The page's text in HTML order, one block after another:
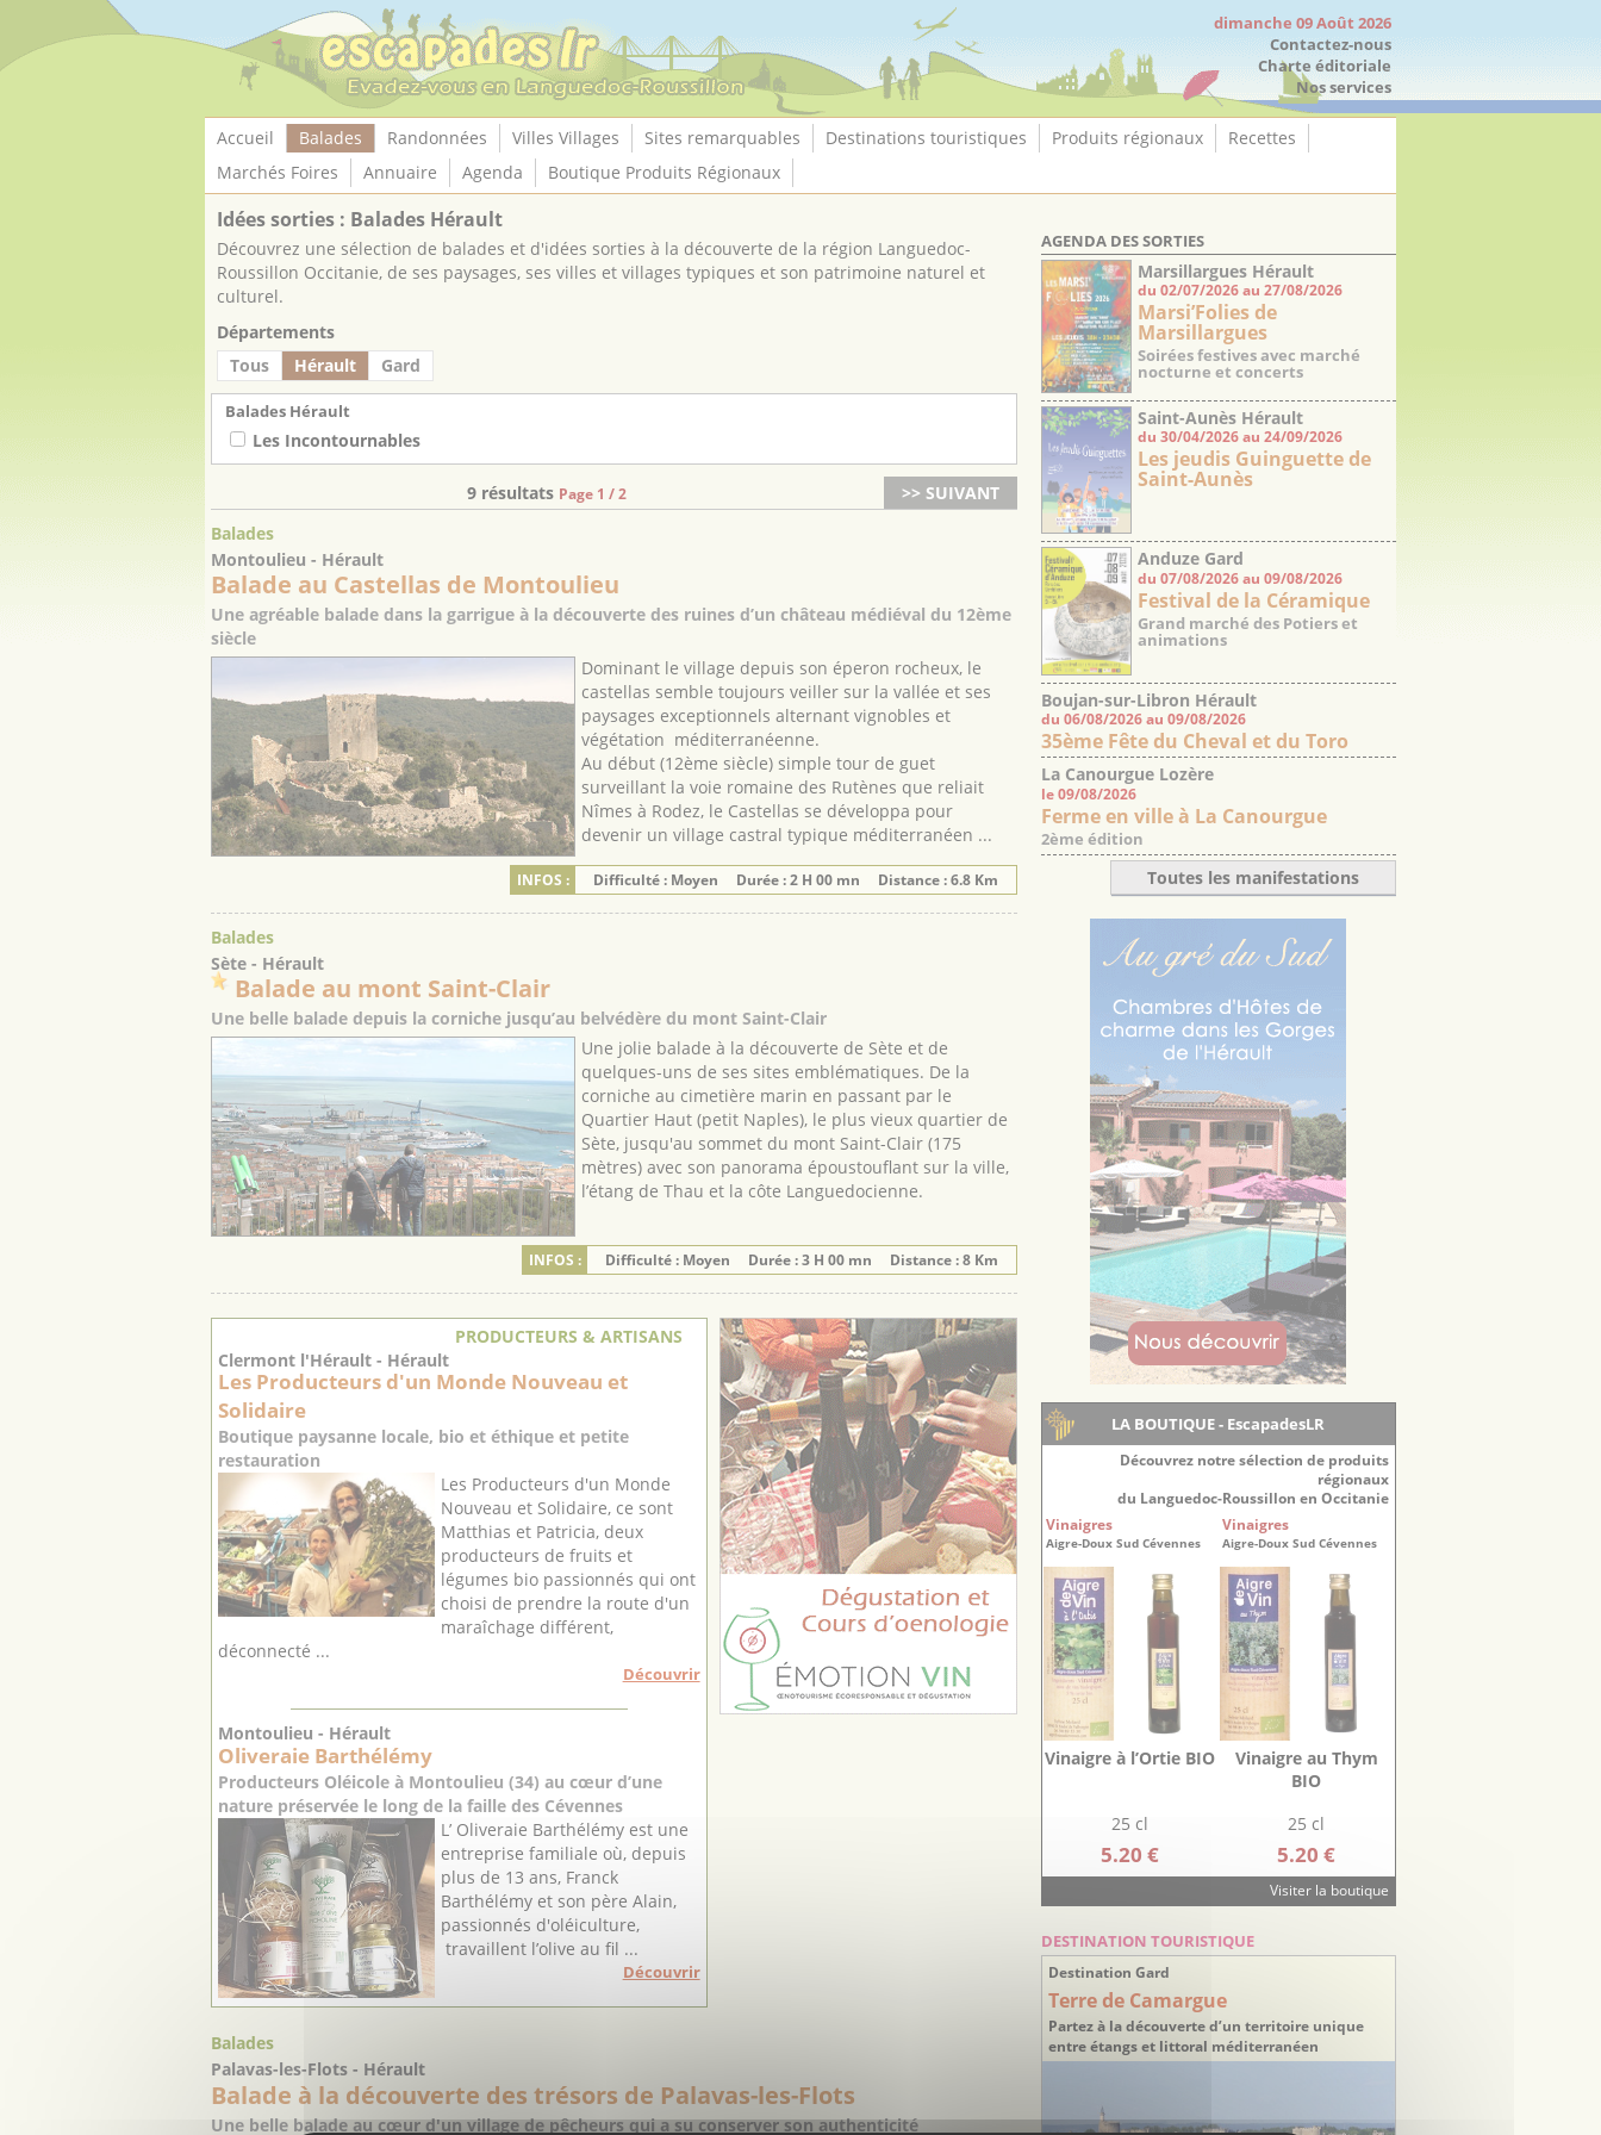
dimanche 09 Août 2026
Contactez-nous
Charte éditoriale
Nos services
Accueil Balades Randonnées Villes Villages Sites remarquables Destinations touristiques Produits régionaux
Recettes
Marchés Foires
Annuaire Agenda Boutique Produits Régionaux
Idées sorties : Balades Hérault
Découvrez une sélection de balades et d'idées sorties à la découverte de la région Languedoc-
Roussillon Occitanie, de ses paysages, ses villes et villages typiques et son patrimoine naturel et
culturel.
Départements
Tous
Hérault Gard
Balades Hérault
Les Incontournables
>> SUIVANT
9 résultats Page 1 / 2
Balades
Montoulieu - Hérault
Balade au Castellas de Montoulieu
Une agréable balade dans la garrigue à la découverte des ruines d’un château médiéval du 12ème
siècle
Dominant le village depuis son éperon rocheux, le
castellas semble toujours veiller sur la vallée et ses
paysages exceptionnels alternant vignobles et
végétation méditerranéenne.
Au début (12ème siècle) simple tour de guet
surveillant la voie romaine des Rutènes que reliait
Nîmes à Rodez, le Castellas se développa pour
devenir un village castral typique méditerranéen ...
INFOS : Difficulté : Moyen Durée : 2 H 00 mn Distance : 6.8 Km
Balades
Sète - Hérault
Balade au mont Saint-Clair
Une belle balade depuis la corniche jusqu’au belvédère du mont Saint-Clair
Une jolie balade à la découverte de Sète et de
quelques-uns de ses sites emblématiques. De la
corniche au cimetière marin en passant par le
Quartier Haut (petit Naples), le plus vieux quartier de
Sète, jusqu'au sommet du mont Saint-Clair (175
mètres) avec son panorama époustouflant sur la ville,
l’étang de Thau et la côte Languedocienne.
INFOS : Difficulté : Moyen Durée : 3 H 00 mn Distance : 8 Km
PRODUCTEURS & ARTISANS
Clermont l'Hérault - Hérault
Les Producteurs d'un Monde Nouveau et
Solidaire
Boutique paysanne locale, bio et éthique et petite
restauration
Les Producteurs d'un Monde
Nouveau et Solidaire, ce sont
Matthias et Patricia, deux
producteurs de fruits et
légumes bio passionnés qui ont
choisi de prendre la route d'un
maraîchage différent,
déconnecté ...
Découvrir
Montoulieu - Hérault
Oliveraie Barthélémy
Producteurs Oléicole à Montoulieu (34) au cœur d’une
nature préservée le long de la faille des Cévennes
L’ Oliveraie Barthélémy est une
entreprise familiale où, depuis
plus de 13 ans, Franck
Barthélémy et son père Alain,
passionnés d'oléiculture,
travaillent l’olive au fil ...
Découvrir
Balades
Palavas-les-Flots - Hérault
Balade à la découverte des trésors de Palavas-les-Flots
Une belle balade au cœur d'un village de pêcheurs qui a su conserver son authenticité
AGENDA DES SORTIES
Marsillargues Hérault
du 02/07/2026 au 27/08/2026
Marsi’Folies de
Marsillargues
Soirées festives avec marché
nocturne et concerts
Saint-Aunès Hérault
du 30/04/2026 au 24/09/2026
Les jeudis Guinguette de
Saint-Aunès
Anduze Gard
du 07/08/2026 au 09/08/2026
Festival de la Céramique
Grand marché des Potiers et
animations
Boujan-sur-Libron Hérault
du 06/08/2026 au 09/08/2026
35ème Fête du Cheval et du Toro
La Canourgue Lozère
le 09/08/2026
Ferme en ville à La Canourgue
2ème édition
Toutes les manifestations
LA BOUTIQUE - EscapadesLR
Découvrez notre sélection de produits
régionaux
du Languedoc-Roussillon en Occitanie
Vinaigres
Aigre-Doux Sud Cévennes
Vinaigre à l’Ortie BIO
25 cl
5.20 €
Vinaigres
Aigre-Doux Sud Cévennes
Vinaigre au Thym
BIO
25 cl
5.20 €
Visiter la boutique
DESTINATION TOURISTIQUE
Destination Gard
Terre de Camargue
Partez à la découverte d’un territoire unique
entre étangs et littoral méditerranéen
Panneau de gestion des cookies